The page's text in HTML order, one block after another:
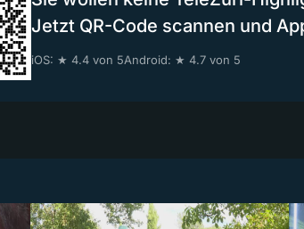
Jetzt QR-Code scannen und
iOS: ★ 4.4 von 5Android: ★ 4.7 von 5